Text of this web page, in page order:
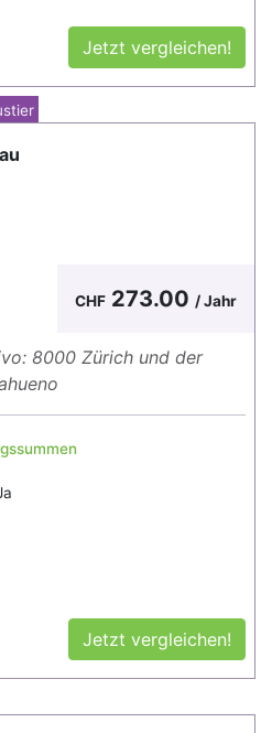
Jetzt vergleichen!
CHF 273.00 / Jahr
8000 Zürich und der
Jetzt vergleichen!